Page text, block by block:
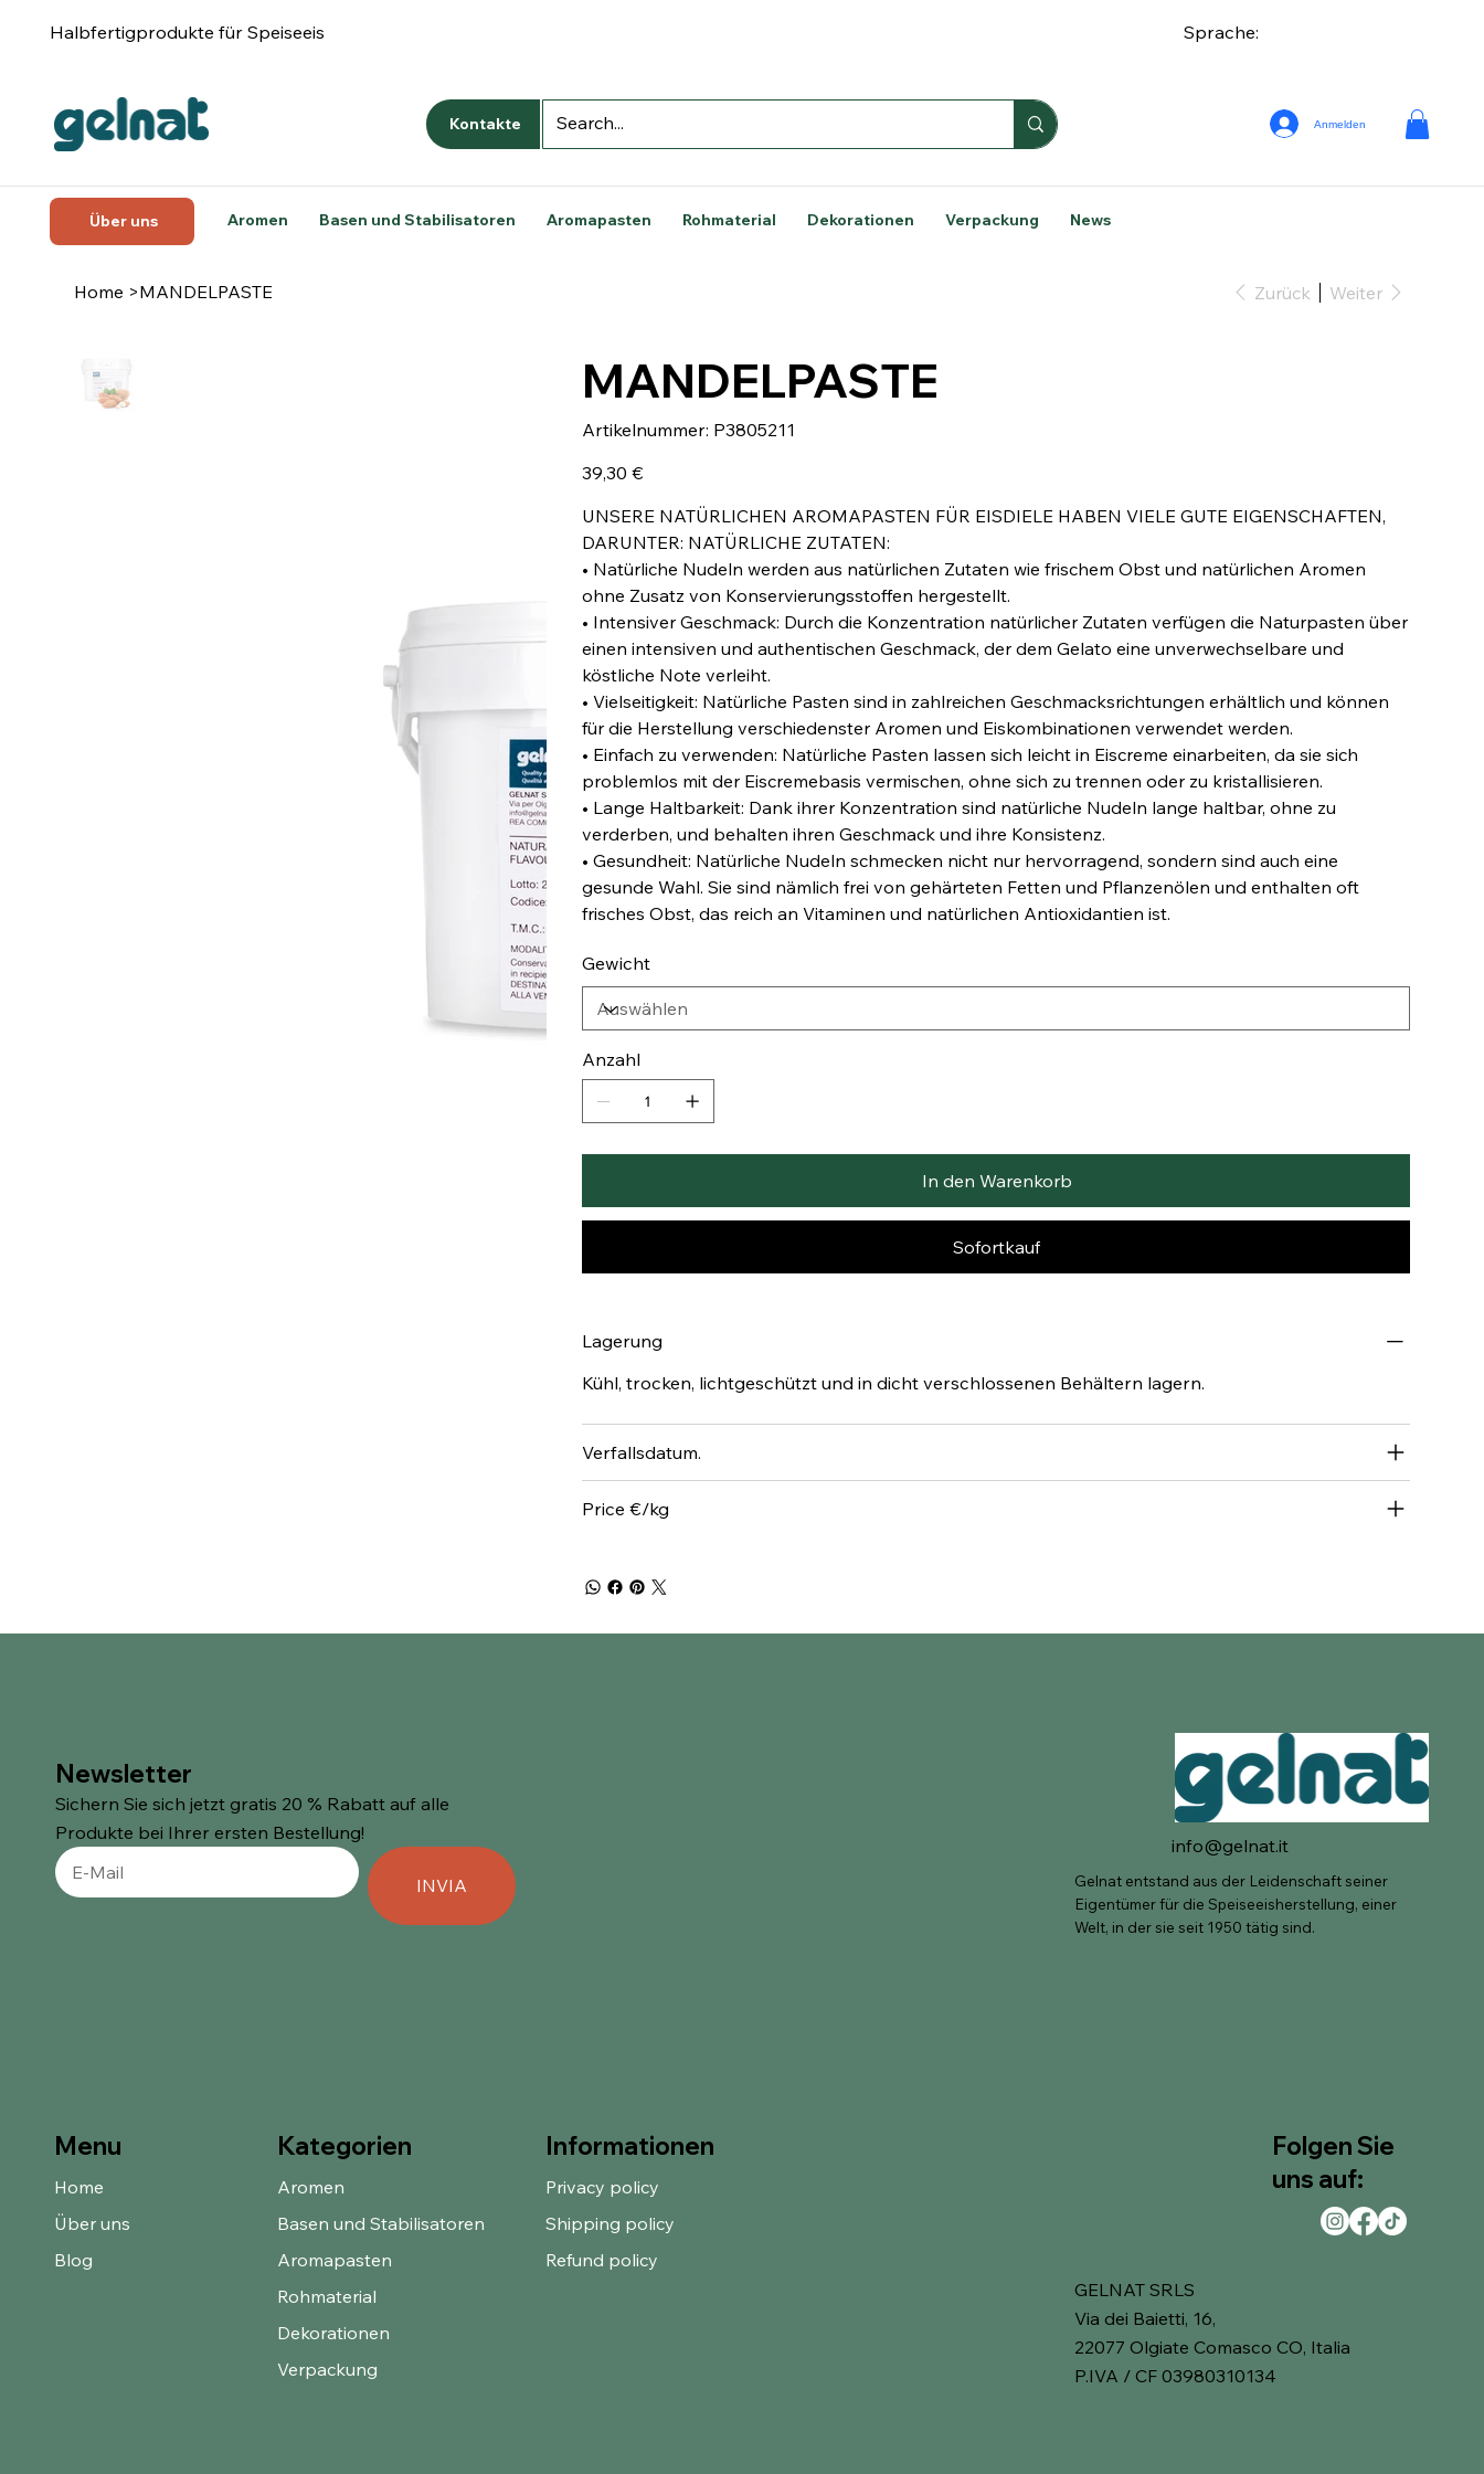
Sprache:
Halbfertigprodukte für Speiseeis
Anmelden
Kontakte
Über uns Aromen Basen und Stabilisatoren Aromapasten Rohmaterial Dekorationen Verpackung News
Home >MANDELPASTE Zurück Weiter
MANDELPASTE
Artikelnummer: Artikelnummer:
P3805211
P3805211
39,30 €
UNSERE NATÜRLICHEN AROMAPASTEN FÜR EISDIELE HABEN VIELE GUTE EIGENSCHAFTEN,
DARUNTER: NATÜRLICHE ZUTATEN:
• Natürliche Nudeln werden aus natürlichen Zutaten wie frischem Obst und natürlichen Aromen
ohne Zusatz von Konservierungsstoffen hergestellt.
• Intensiver Geschmack: Durch die Konzentration natürlicher Zutaten verfügen die Naturpasten über
einen intensiven und authentischen Geschmack, der dem Gelato eine unverwechselbare und
köstliche Note verleiht.
• Vielseitigkeit: Natürliche Pasten sind in zahlreichen Geschmacksrichtungen erhältlich und können
für die Herstellung verschiedenster Aromen und Eiskombinationen verwendet werden.
• Einfach zu verwenden: Natürliche Pasten lassen sich leicht in Eiscreme einarbeiten, da sie sich
problemlos mit der Eiscremebasis vermischen, ohne sich zu trennen oder zu kristallisieren.
• Lange Haltbarkeit: Dank ihrer Konzentration sind natürliche Nudeln lange haltbar, ohne zu
verderben, und behalten ihren Geschmack und ihre Konsistenz.
• Gesundheit: Natürliche Nudeln schmecken nicht nur hervorragend, sondern sind auch eine
gesunde Wahl. Sie sind nämlich frei von gehärteten Fetten und Pflanzenölen und enthalten oft
frisches Obst, das reich an Vitaminen und natürlichen Antioxidantien ist.
Gewicht
Anzahl
In den Warenkorb
Sofortkauf
Lagerung
Kühl, trocken, lichtgeschützt und in dicht verschlossenen Behältern lagern.
Verfallsdatum.
Price €/kg
Newsletter
Sichern Sie sich jetzt gratis 20 % Rabatt auf alle
Produkte bei Ihrer ersten Bestellung!
INVIA
info@gelnat.it
Gelnat entstand aus der Leidenschaft seiner
Eigentümer für die Speiseeisherstellung, einer
Welt, in der sie seit 1950 tätig sind.
Informationen
Privacy policy
Shipping policy
Refund policy
Kategorien
Aromen
Basen und Stabilisatoren
Aromapasten
Rohmaterial
Dekorationen
Verpackung
Menu
Home
Über uns
Blog
Folgen Sie
uns auf:
GELNAT SRLS
Via dei Baietti, 16,
22077 Olgiate Comasco CO, Italia
P.IVA / CF 03980310134